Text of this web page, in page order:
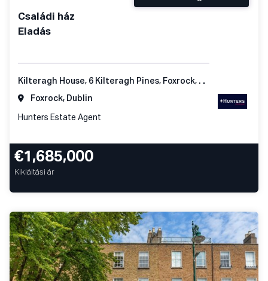
Családi ház
Eladás
Kilteragh House, 6 Kilteragh Pines, Foxrock, Dublin 18
Foxrock, Dublin
Hunters Estate Agent
€1,685,000
Kikiáltási ár